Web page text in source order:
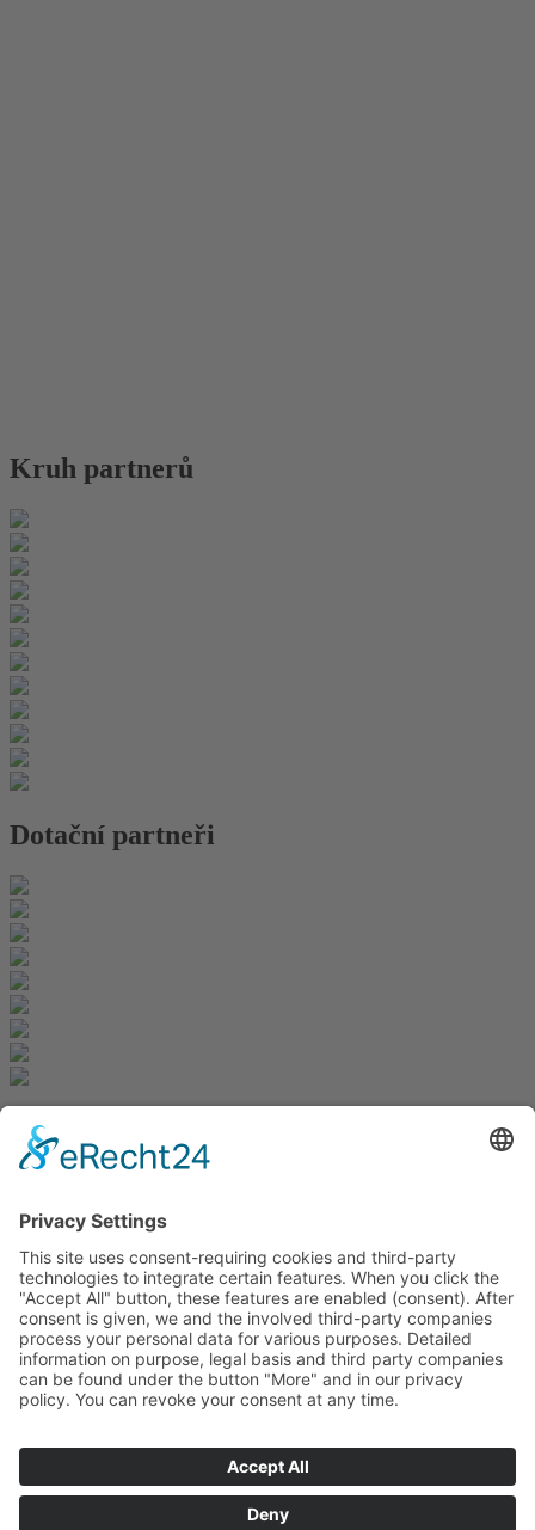
Kruh partnerů
Dotační partneři
Newsletter
K registraci
Redakce bbkult.net
Centrum Bavaria Bohemia (CeBB)
Dr. Veronika Hofinger
Freyung 1, 92539 Schönsee
Tel.: +49 (0)9674 / 92 48 78
veronika.hofinger@cebb.de
Tiráž